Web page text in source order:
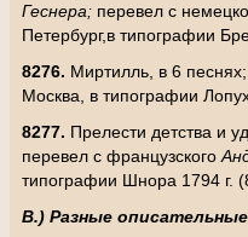
Геснера; перевел с
Петербург,в типографии
8276. Миртилль, в 6
Москва, в типографии
8277. Прелести детства и
перевел с французского
типографии Шнора 1794 г.
В.) Разные описательные